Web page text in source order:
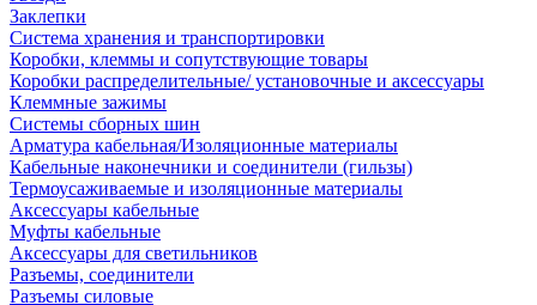
Заклепки
Система хранения и транспортировки
Коробки, клеммы и сопутствующие товары
Коробки распределительные/ установочные и аксессуары
Клеммные зажимы
Системы сборных шин
Арматура кабельная/Изоляционные материалы
Кабельные наконечники и соединители (гильзы)
Термоусаживаемые и изоляционные материалы
Аксессуары кабельные
Муфты кабельные
Аксессуары для светильников
Разъемы, соединители
Разъемы силовые